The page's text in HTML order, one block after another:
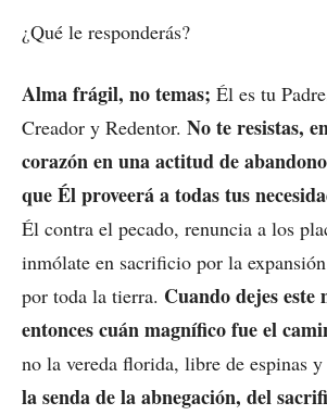
¿Qué le responderás?
Alma frágil, no temas; Él es tu
Creador y Redentor. No te resistas,
corazón en una actitud de
que Él proveerá a todas tus
Él contra el pecado, renuncia a los
inmólate en sacrificio por la
por toda la tierra. Cuando dejes este
entonces cuán magnífico fue el
no la vereda florida, libre de espinas
la senda de la abnegación, del